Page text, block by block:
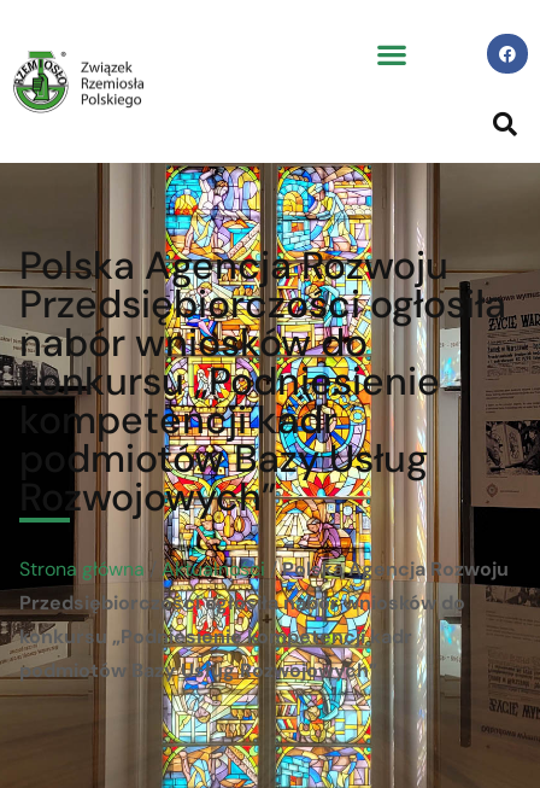
Polska Agencja Rozwoju
Przedsiębiorczości ogłosiła
nabór wniosków do
konkursu „Podniesienie
kompetencji kadr
podmiotów Bazy Usług
Rozwojowych”
Strona główna / Aktualności /Polska Agencja Rozwoju
Przedsiębiorczości ogłosiła nabór wniosków do
konkursu „Podniesienie kompetencji kadr
podmiotów Bazy Usług Rozwojowych”